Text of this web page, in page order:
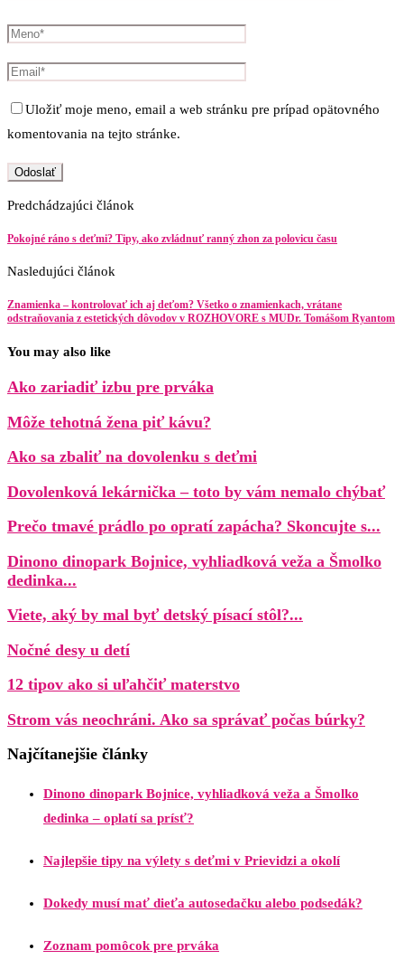
Uložiť moje meno, email a web stránku pre prípad opätovného
komentovania na tejto stránke.
Predchádzajúci článok
Pokojné ráno s deťmi? Tipy, ako zvládnuť ranný zhon za polovicu času
Nasledujúci článok
Znamienka – kontrolovať ich aj deťom? Všetko o znamienkach, vrátane
odstraňovania z estetických dôvodov v ROZHOVORE s MUDr. Tomášom Ryantom
You may also like
Ako zariadiť izbu pre prváka
Môže tehotná žena piť kávu?
Ako sa zbaliť na dovolenku s deťmi
Dovolenková lekárnička – toto by vám nemalo chýbať
Prečo tmavé prádlo po opratí zapácha? Skoncujte s...
Dinono dinopark Bojnice, vyhliadková veža a Šmolko
dedinka...
Viete, aký by mal byť detský písací stôl?...
Nočné desy u detí
12 tipov ako si uľahčiť materstvo
Strom vás neochráni. Ako sa správať počas búrky?
Najčítanejšie články
Dinono dinopark Bojnice, vyhliadková veža a Šmolko
dedinka – oplatí sa prísť?
Najlepšie tipy na výlety s deťmi v Prievidzi a okolí
Dokedy musí mať dieťa autosedačku alebo podsedák?
Zoznam pomôcok pre prváka